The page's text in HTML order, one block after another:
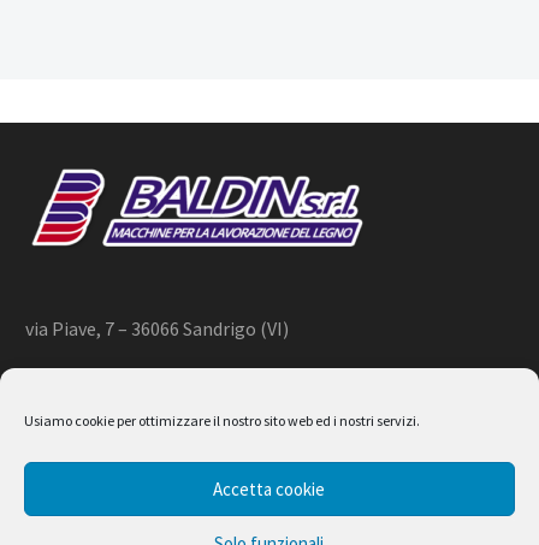
Usiamo cookie per ottimizzare il nostro sito web ed i nostri servizi.
Accetta cookie
via Piave, 7 – 36066 Sandrigo (VI)
2020 © BALDIN srl
P.IVA 01266490240